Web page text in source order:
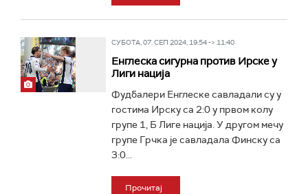
СУБОТА, 07. СЕП 2024, 19:54 -> 11:40
Енглеска сигурна против Ирске у
Лиги нација
Фудбалери Енглеске савладали су у
гостима Ирску са 2:0 у првом колу
групе 1, Б Лиге нација. У другом мечу
групе Грчка је савладала Финску са
3:0...
Прочитај